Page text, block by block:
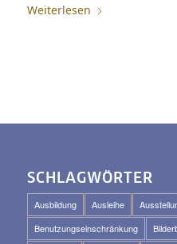
Weiterlesen
SCHLAGWÖRTER
Ausbildung Ausleihe
Benutzungseinschränkung